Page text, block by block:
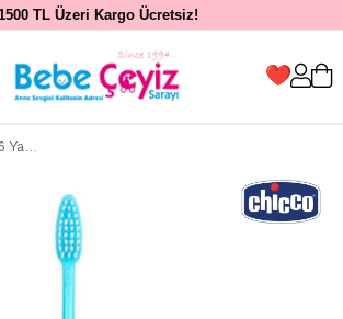
TL Üzeri Kargo Ücretsiz!
Chicco 3-6 Yaş Erkek Diş Fırçası Mavi